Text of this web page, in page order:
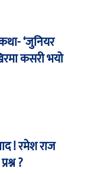
‘जुनियर
कसरी भयो
! रमेश राज
?